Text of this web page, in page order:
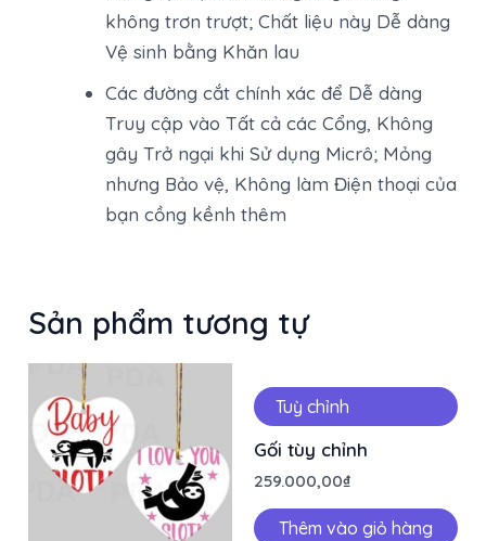
không trơn trượt; Chất liệu này Dễ dàng
Vệ sinh bằng Khăn lau
Các đường cắt chính xác để Dễ dàng
Truy cập vào Tất cả các Cổng, Không
gây Trở ngại khi Sử dụng Micrô; Mỏng
nhưng Bảo vệ, Không làm Điện thoại của
bạn cồng kềnh thêm
Sản phẩm tương tự
Tuỳ chỉnh
Gối tùy chỉnh
259.000,00₫
Thêm vào giỏ hàng